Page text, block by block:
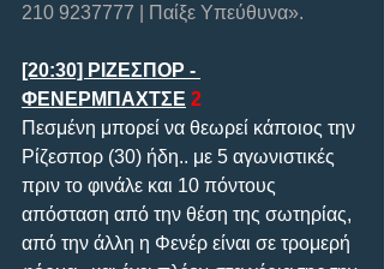
210 9237777 | Παίξε Υπεύθυνα».
[20:30] ΡΙΖΕΣΠΟΡ -
ΦΕΝΕΡΜΠΑΧΤΣΕ 2
Πεσμένη μπορεί να θεωρεί κάποιος την
Ρίζεσπορ (30) ήδη.. με 5 αγωνιστικές
πριν το φινάλε και 10 πόντους
απόσταση από την θέση της σωτηρίας,
από την άλλη η Φενέρ είναι σε τρομερή